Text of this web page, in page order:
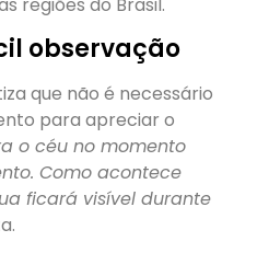
regiões do Brasil.
observação
que não é necessário
para apreciar o
o céu no momento
Como acontece
ficará visível durante